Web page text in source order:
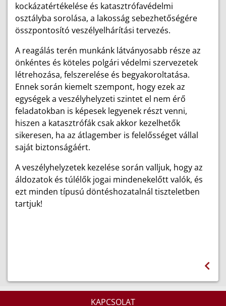
kockázatértékelése és katasztrófavédelmi
osztályba sorolása, a lakosság sebezhetőségére
összpontosító veszélyelhárítási tervezés.
A reagálás terén munkánk látványosabb része az
önkéntes és köteles polgári védelmi szervezetek
létrehozása, felszerelése és begyakoroltatása.
Ennek során kiemelt szempont, hogy ezek az
egységek a veszélyhelyzeti szintet el nem érő
feladatokban is képesek legyenek részt venni,
hiszen a katasztrófák csak akkor kezelhetők
sikeresen, ha az átlagember is felelősséget vállal
saját biztonságáért.
A veszélyhelyzetek kezelése során valljuk, hogy az
áldozatok és túlélők jogai mindenekelőtt valók, és
ezt minden típusú döntéshozatalnál tiszteletben
tartjuk!
KAPCSOLAT